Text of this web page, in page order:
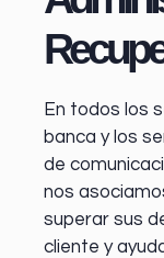
En todos los
banca y los
de
nos
superar sus
cliente y